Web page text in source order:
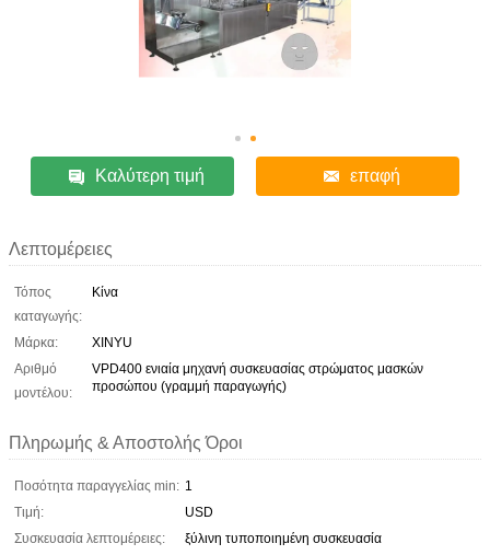
Καλύτερη τιμή επαφή
Λεπτομέρειες
Τόπος
καταγωγής:
Κίνα
Μάρκα:
XINYU
Αριθμό
μοντέλου:
VPD400 ενιαία μηχανή συσκευασίας στρώματος μασκών
προσώπου (γραμμή παραγωγής)
Πληρωμής & Αποστολής Όροι
Ποσότητα παραγγελίας min: 1
Τιμή:
USD
Συσκευασία λεπτομέρειες:
ξύλινη τυποποιημένη συσκευασία